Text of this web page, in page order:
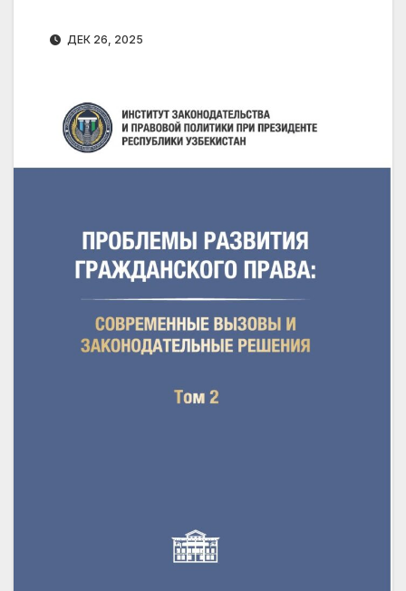
ДЕК 26, 2025